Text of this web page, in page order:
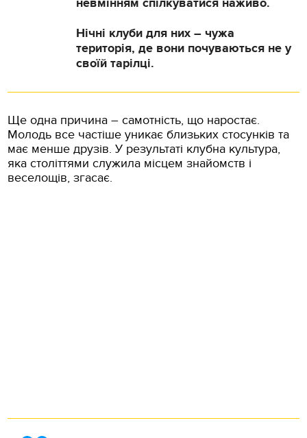
невмінням спілкуватися наживо.
Нічні клуби для них – чужа
територія, де вони почуваються не у
своїй тарілці.
Ще одна причина – самотність, що наростає.
Молодь все частіше уникає близьких стосунків та
має менше друзів. У результаті клубна культура,
яка століттями служила місцем знайомств і
веселощів, згасає.